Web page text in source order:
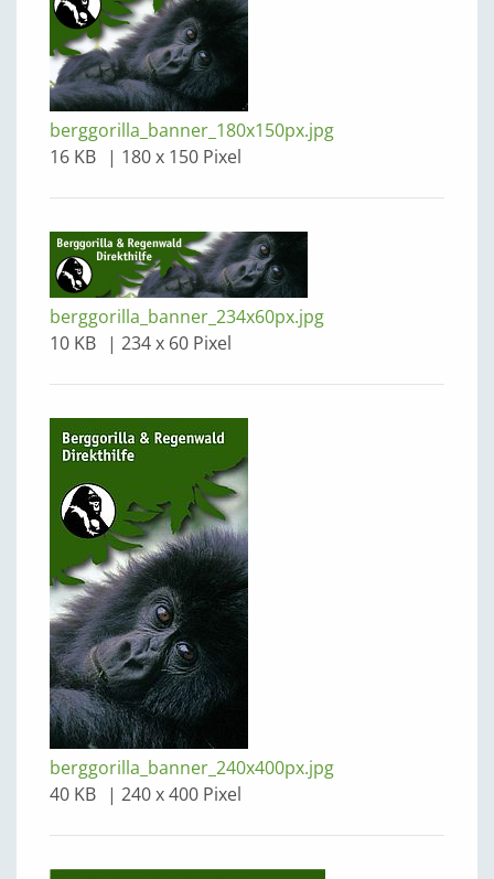
berggorilla_banner_180x150px.jpg
16 KB
180 x 150 Pixel
berggorilla_banner_234x60px.jpg
10 KB
234 x 60 Pixel
berggorilla_banner_240x400px.jpg
40 KB
240 x 400 Pixel